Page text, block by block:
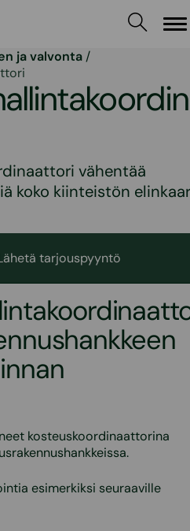
ja valvonta /
vähentää
koko kiinteistön
tarjouspyyntö
kosteuskoordinaattorina
esimerkiksi seuraaville